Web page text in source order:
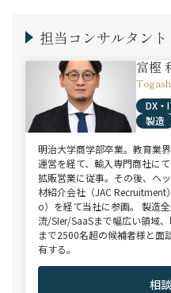
担当コンサルタント
富樫
DX・
製造
明治大学商学部卒業。教育業
運営を経て、輸入専門商社に
拡販営業に従事。その後、ヘ
材紹介会社（JAC
o）を経て当社に参画。 製造
流/SIer/SaaSまで幅広い領域
まで2500名超の候補者様と面
有する。
相